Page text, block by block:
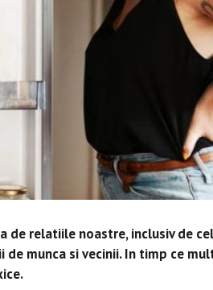
relatiile noastre, inclusiv de
munca si vecinii. In timp ce